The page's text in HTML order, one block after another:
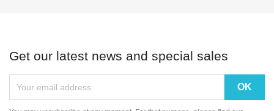
Get our latest news and special sales